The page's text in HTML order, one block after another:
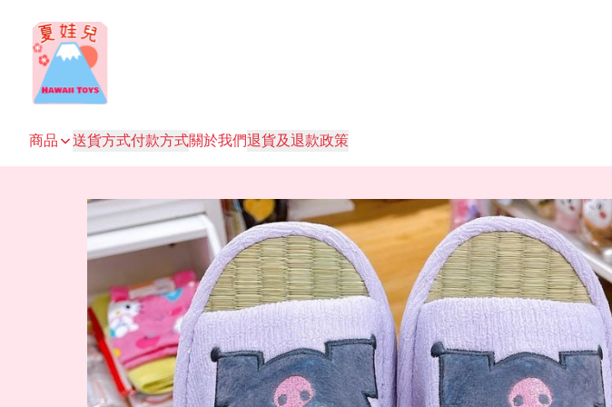
商品 送貨方式付款方式關於我們退貨及退款政策